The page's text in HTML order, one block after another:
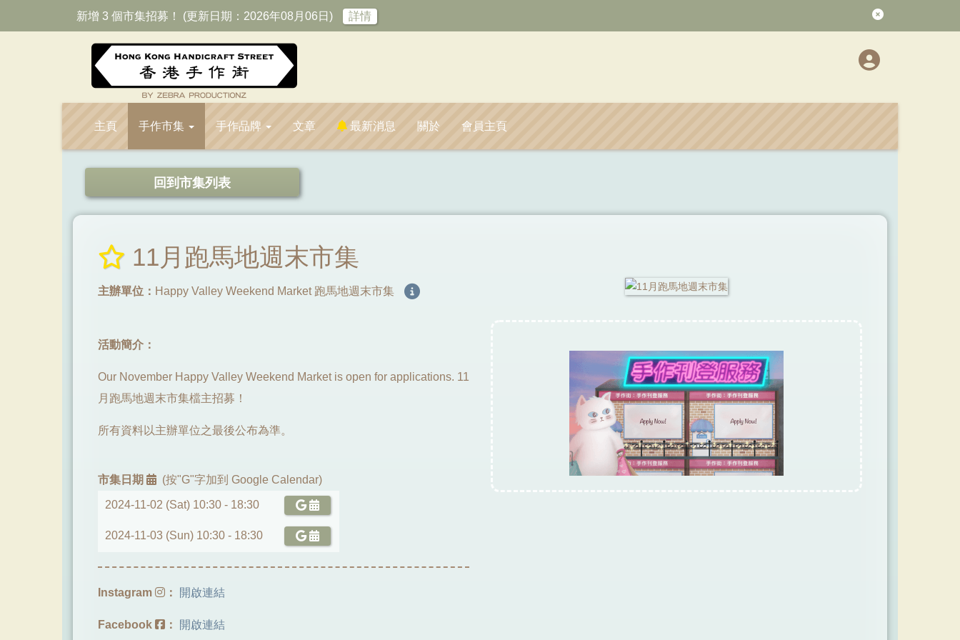
新增 3 個市集招募！ (更新日期：2026年08月06日) 詳情
主頁 手作市集 手作品牌 文章 最新消息 關於 會員主頁
回到市集列表
11月跑馬地週末市集
主辦單位： Happy Valley Weekend Market 跑馬地週末市集
活動簡介：
Our November Happy Valley Weekend Market is open for applications. 11
月跑馬地週末市集檔主招募！
所有資料以主辦單位之最後公布為準。
市集日期 (按"G"字加到 Google Calendar)
2024-11-02 (Sat) 10:30 - 18:30
2024-11-03 (Sun) 10:30 - 18:30
Instagram ： 開啟連結
Facebook ： 開啟連結